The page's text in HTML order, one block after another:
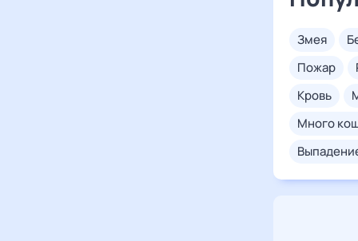
змея
пожар
кровь
много